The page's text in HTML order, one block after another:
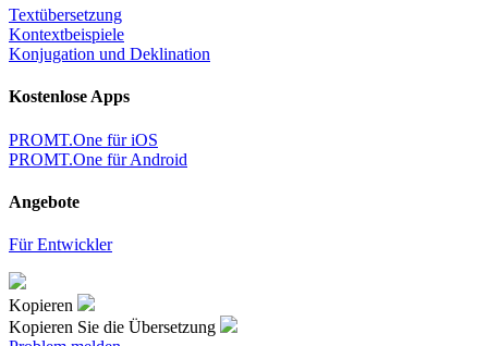
Textübersetzung
Kontextbeispiele
Konjugation und Deklination
Kostenlose Apps
PROMT.One für iOS
PROMT.One für Android
Angebote
Für Entwickler
Kopieren
Kopieren Sie die Übersetzung